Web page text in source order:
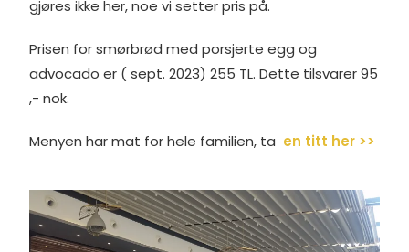
gjøres ikke her, noe vi setter pris på.
Prisen for smørbrød med porsjerte egg og
advocado er ( sept. 2023) 255 TL. Dette tilsvarer 95
,- nok.
Menyen har mat for hele familien, ta en titt her >>